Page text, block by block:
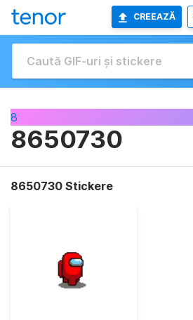
CREEAZĂ
8
8650730
8650730 Stickere